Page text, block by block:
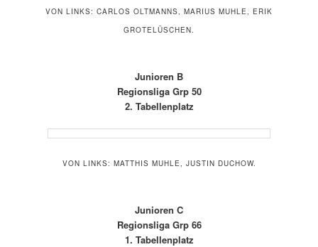
VON LINKS: CARLOS OLTMANNS, MARIUS MUHLE, ERIK
GROTELÜSCHEN.
Junioren B
Regionsliga Grp 50
2. Tabellenplatz
VON LINKS: MATTHIS MUHLE, JUSTIN DUCHOW.
Junioren C
Regionsliga Grp 66
1. Tabellenplatz